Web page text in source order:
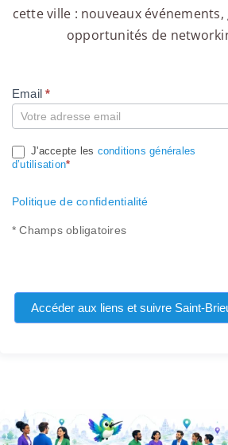
cette ville : nouveaux
opportunités de
Compte
Email*
J'accepte les conditions générales
d’utilisation*
Politique de confidentialité
* Champs obligatoires
Accéder aux liens et suivre Saint-